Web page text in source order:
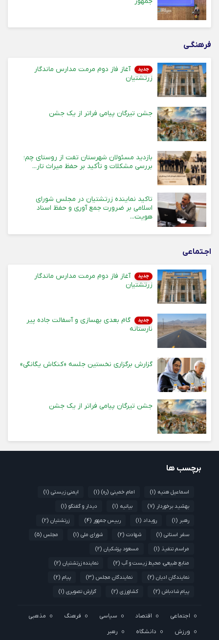
فرهنگـی
جدید
آغاز فاز دوم مرمت مدارس ماندگار
زرتشتیان
جشن تیرگان پیامی فراتر از یک جشن
بازدید مسئولان شهرستان تفت از روستای چم؛
بررسی مشکلات و تأکید بر حفظ میراث تار...
تاکید نماینده زرتشتیان در مجلس شورای
اسلامی بر ضرورت جمع آوری و حفظ اسناد
هویت...
اجـتماعی
جدید
آغاز فاز دوم مرمت مدارس ماندگار
زرتشتیان
جدید
گام بعدی بهسازی و آسفالت جاده پیر
نارستانه
گزارش برگزاری نخستین جلسه «کنکاش یگانگی»
جشن تیرگان پیامی فراتر از یک جشن
برچسب ها
اسماعیل هنیه (1) امام خمینی (ره) (1) ایمنی زیستی (1)
بهشید برخوردار (7) بیانیه (1) دیدار و گفتگو (1)
رهبر (1) رویداد (1) رییس جمهور (4) زرتشتیان (2)
سفر استانی (1) شهادت (2) شورای ملی (1) مجلس (5)
مراسم تنفیذ (1) مسعود پزشکیان (2)
منابع طبیعی، محیط زیست و آب (2) نماینده زرتشتیان (2)
نمایندگان ادیان (2) نمایندگان مجلس (3) پیام (2)
پیام شادباش (2) کشاورزی (2) گزارش تصویری (1)
اجتماعی اقتصاد سیاسی فرهنگ
مذهبی
ورزش
دانشگاه رهبر